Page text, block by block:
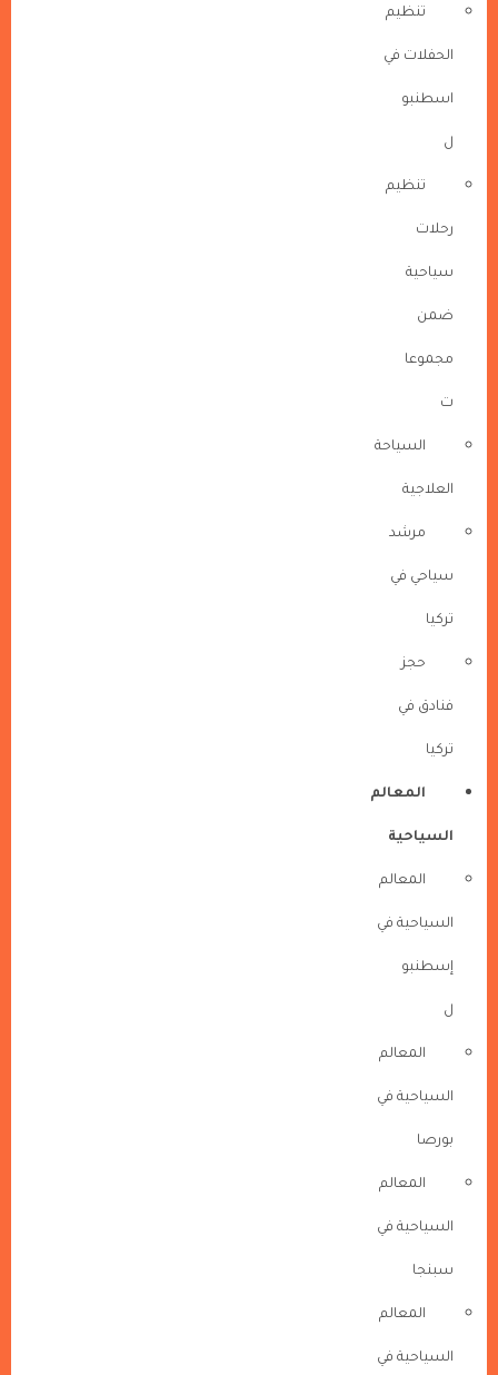
تنظيم
الحفلات في
اسطنبو
ل
تنظيم
رحلات
سياحية
ضمن
مجموعا
ت
السياحة
العلاجية
مرشد
سياحي في
تركيا
حجز
فنادق في
تركيا
المعالم
السياحية
المعالم
السياحية في
إسطنبو
ل
المعالم
السياحية في
بورصا
المعالم
السياحية في
سبنجا
المعالم
السياحية في